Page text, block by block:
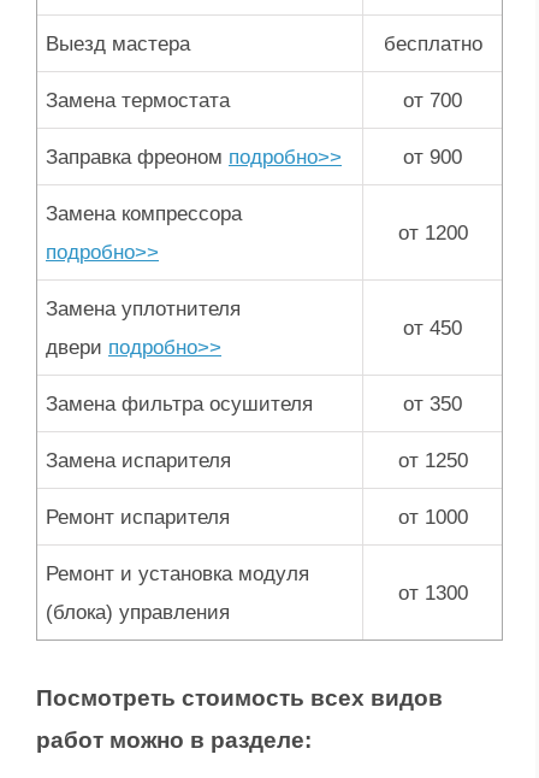
Выезд мастера бесплатно
Замена термостата от 700
Заправка фреоном подробно>> от 900
Замена компрессора
подробно>>
от 1200
Замена уплотнителя
двери подробно>>
от 450
Замена фильтра осушителя от 350
Замена испарителя от 1250
Ремонт испарителя от 1000
Ремонт и установка модуля
(блока) управления
от 1300
Посмотреть стоимость всех видов
работ можно в разделе: